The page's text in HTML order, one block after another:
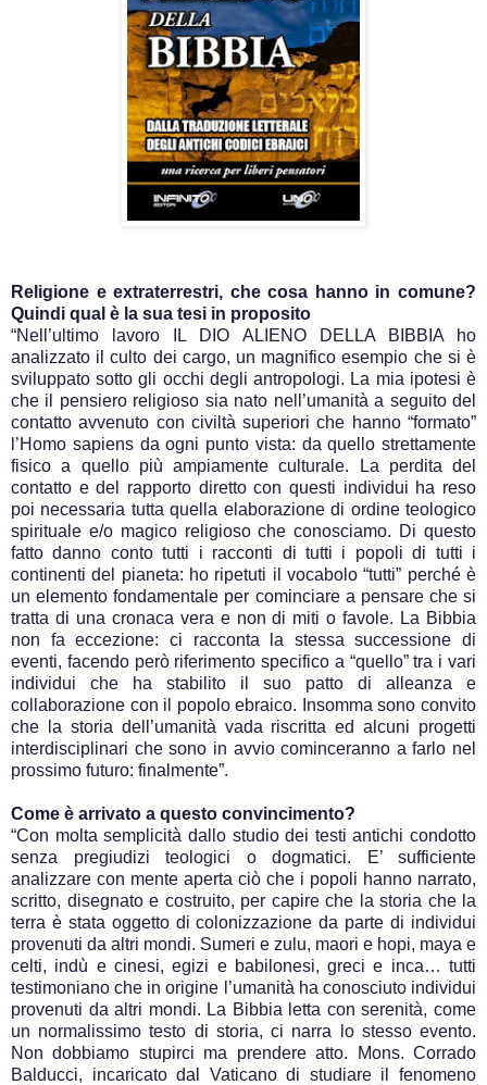
Religione e extraterrestri, che cosa hanno in comune?
Quindi qual è la sua tesi in proposito
“Nell’ultimo lavoro IL DIO ALIENO DELLA BIBBIA ho
analizzato il culto dei cargo, un magnifico esempio che si è
sviluppato sotto gli occhi degli antropologi. La mia ipotesi è
che il pensiero religioso sia nato nell’umanità a seguito del
contatto avvenuto con civiltà superiori che hanno “formato”
l’Homo sapiens da ogni punto vista: da quello strettamente
fisico a quello più ampiamente culturale. La perdita del
contatto e del rapporto diretto con questi individui ha reso
poi necessaria tutta quella elaborazione di ordine teologico
spirituale e/o magico religioso che conosciamo. Di questo
fatto danno conto tutti i racconti di tutti i popoli di tutti i
continenti del pianeta: ho ripetuti il vocabolo “tutti” perché è
un elemento fondamentale per cominciare a pensare che si
tratta di una cronaca vera e non di miti o favole. La Bibbia
non fa eccezione: ci racconta la stessa successione di
eventi, facendo però riferimento specifico a “quello” tra i vari
individui che ha stabilito il suo patto di alleanza e
collaborazione con il popolo ebraico. Insomma sono convito
che la storia dell’umanità vada riscritta ed alcuni progetti
interdisciplinari che sono in avvio cominceranno a farlo nel
prossimo futuro: finalmente”.
Come è arrivato a questo convincimento?
“Con molta semplicità dallo studio dei testi antichi condotto
senza pregiudizi teologici o dogmatici. E’ sufficiente
analizzare con mente aperta ciò che i popoli hanno narrato,
scritto, disegnato e costruito, per capire che la storia che la
terra è stata oggetto di colonizzazione da parte di individui
provenuti da altri mondi. Sumeri e zulu, maori e hopi, maya e
celti, indù e cinesi, egizi e babilonesi, greci e inca… tutti
testimoniano che in origine l’umanità ha conosciuto individui
provenuti da altri mondi. La Bibbia letta con serenità, come
un normalissimo testo di storia, ci narra lo stesso evento.
Non dobbiamo stupirci ma prendere atto. Mons. Corrado
Balducci, incaricato dal Vaticano di studiare il fenomeno